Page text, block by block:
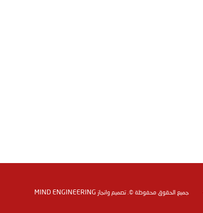
جميع الحقوق محفوظة ©. تصميم وانجاز MIND ENGINEERING